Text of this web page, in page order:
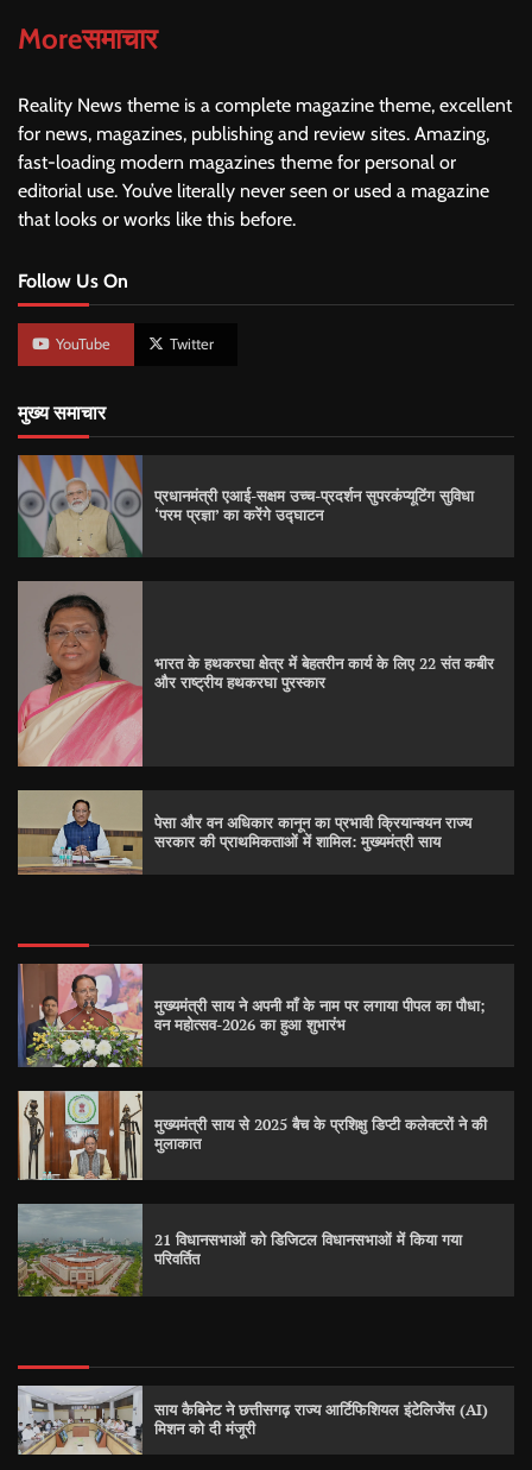
Moreसमाचार
Reality News theme is a complete magazine theme, excellent
for news, magazines, publishing and review sites. Amazing,
fast-loading modern magazines theme for personal or
editorial use. You’ve literally never seen or used a magazine
that looks or works like this before.
Follow Us On
YouTube Twitter
मुख्य समाचार
प्रधानमंत्री एआई-सक्षम उच्च-प्रदर्शन सुपरकंप्यूटिंग सुविधा
‘परम प्रज्ञा’ का करेंगे उद्घाटन
भारत के हथकरघा क्षेत्र में बेहतरीन कार्य के लिए 22 संत कबीर
और राष्ट्रीय हथकरघा पुरस्कार
पेसा और वन अधिकार कानून का प्रभावी क्रियान्वयन राज्य
सरकार की प्राथमिकताओं में शामिल: मुख्यमंत्री साय
मुख्यमंत्री साय ने अपनी माँ के नाम पर लगाया पीपल का पौधा;
वन महोत्सव-2026 का हुआ शुभारंभ
मुख्यमंत्री साय से 2025 बैच के प्रशिक्षु डिप्टी कलेक्टरों ने की
मुलाकात
21 विधानसभाओं को डिजिटल विधानसभाओं में किया गया
परिवर्तित
साय कैबिनेट ने छत्तीसगढ़ राज्य आर्टिफिशियल इंटेलिजेंस (AI)
मिशन को दी मंजूरी